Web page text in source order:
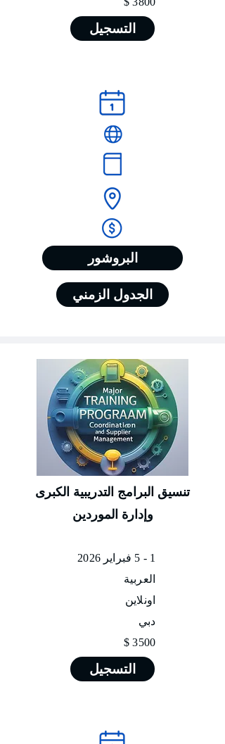
التسجيل
البروشور
الجدول الزمني
تنسيق البرامج التدريبية الكبرى
وإدارة الموردين
1 - 5 فبراير 2026
العربية
اونلاين
دبي
3500 $
التسجيل